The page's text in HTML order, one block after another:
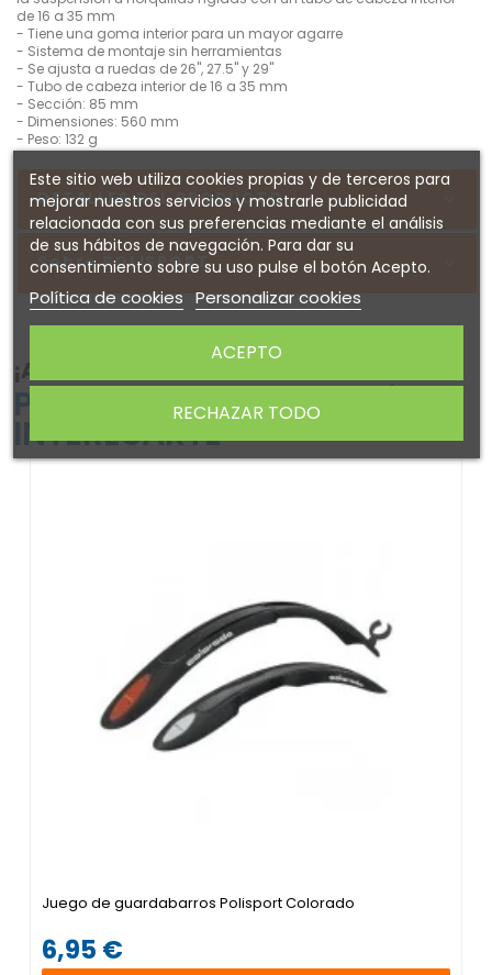
de 16 a 35 mm
- Tiene una goma interior para un mayor agarre
- Sistema de montaje sin herramientas
- Se ajusta a ruedas de 26", 27.5" y 29"
- Tubo de cabeza interior de 16 a 35 mm
- Sección: 85 mm
- Dimensiones: 560 mm
- Peso: 132 g
DETALLES DEL PRODUCTO
Sobre POLISPORT
¡ATENTO! AQUÍ TE DEJAMOS ALGUNOS
PRODUCTOS QUE PODRÍAN
INTERESARTE
Juego de guardabarros Polisport Colorado
6,95 €
Este sitio web utiliza cookies propias y de terceros para
mejorar nuestros servicios y mostrarle publicidad
relacionada con sus preferencias mediante el análisis
de sus hábitos de navegación. Para dar su
consentimiento sobre su uso pulse el botón Acepto.
Política de cookies Personalizar cookies
RECHAZAR TODO
ACEPTO